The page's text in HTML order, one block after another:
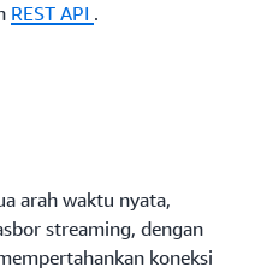
REST API .
arah waktu nyata,
streaming, dengan
koneksi